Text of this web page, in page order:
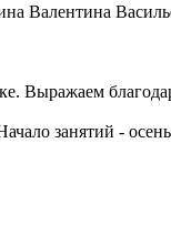
Валентина
Выражаем
занятий -